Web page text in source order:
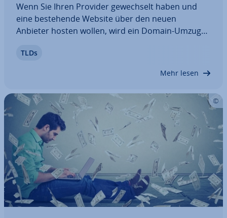
Wenn Sie Ihren Provider ge­wech­selt haben und
eine be­stehen­de Website über den neuen
Anbieter hosten wollen, wird ein Domain-Umzug
früher über einen KK-Antrag geregelt. Mitt­ler­wei­le
TLDs
Mehr lesen